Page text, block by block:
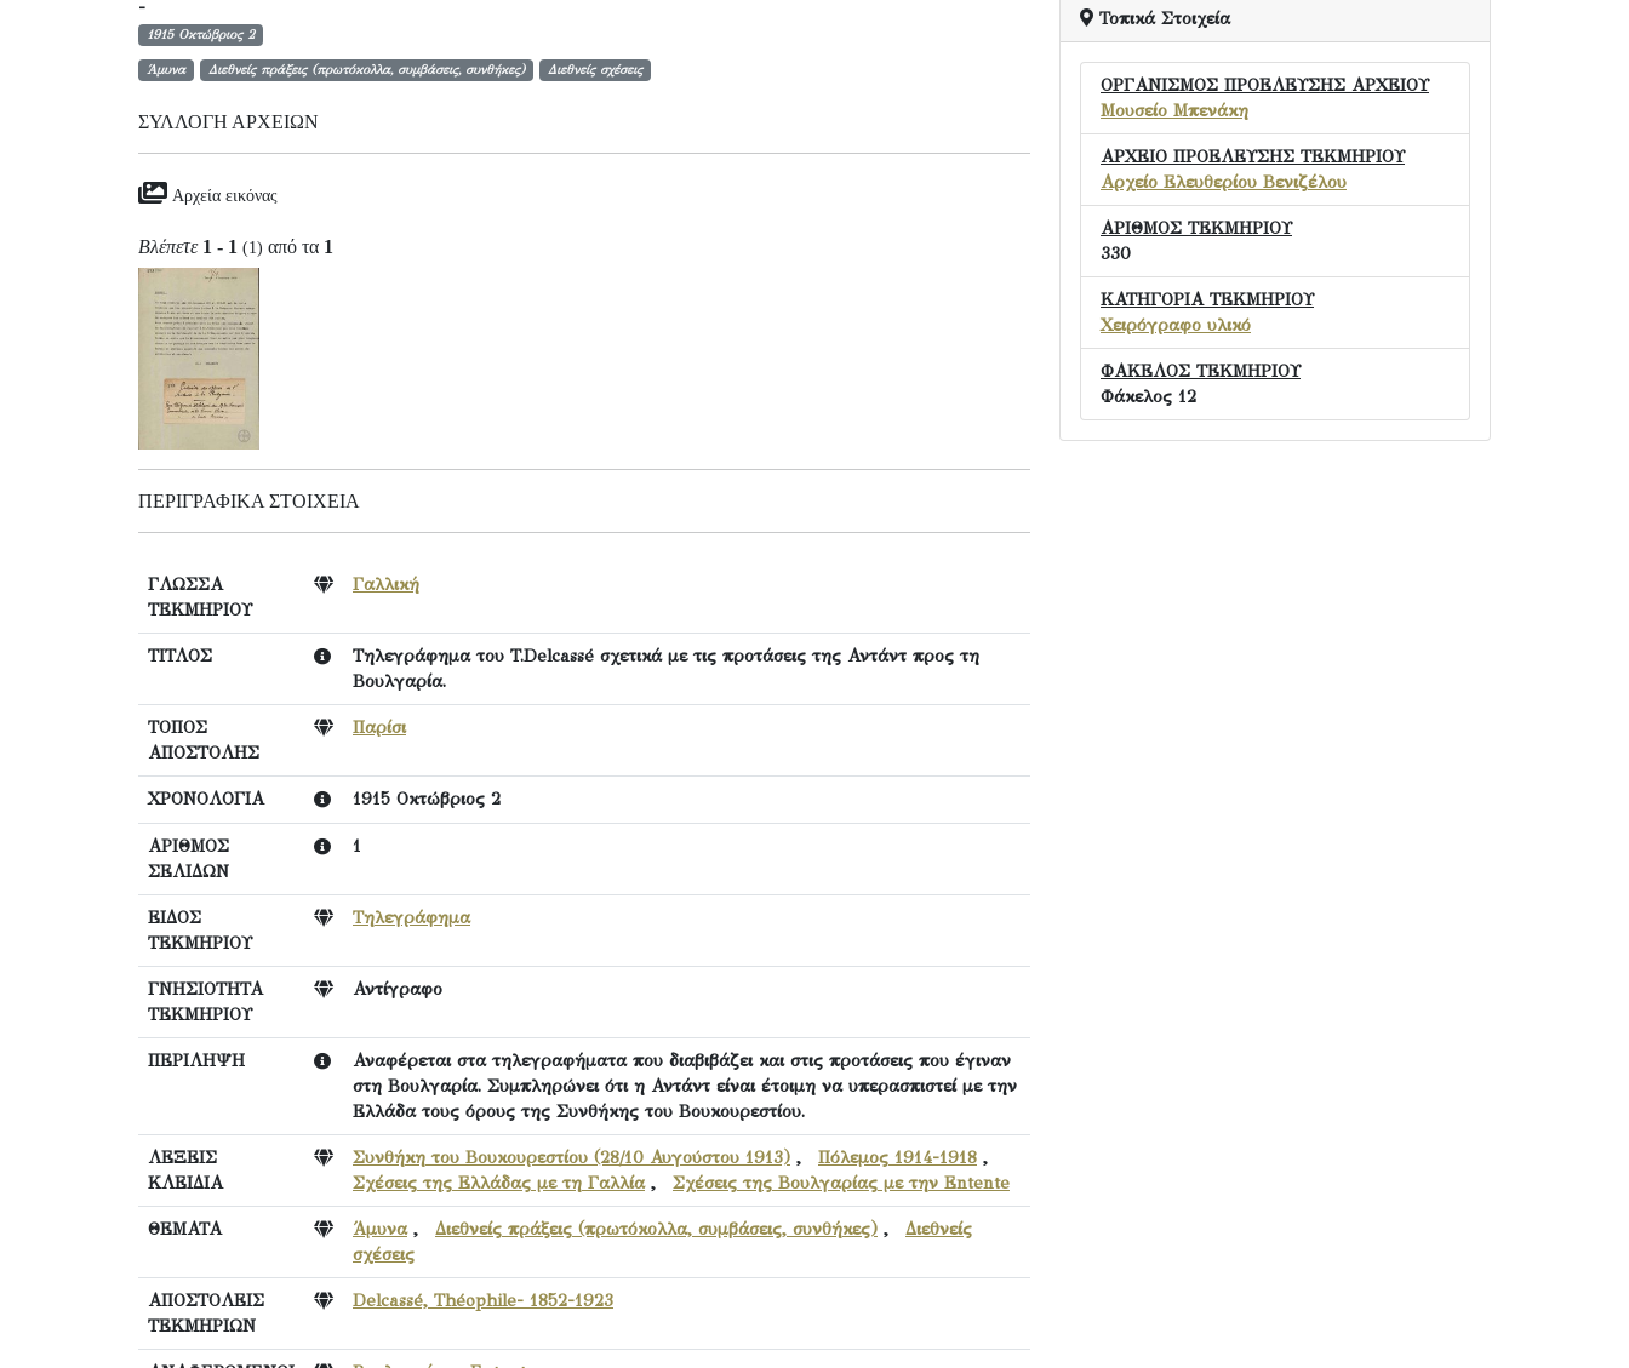
-
1915 Οκτώβριος 2
Άμυνα Διεθνείς πράξεις (πρωτόκολλα, συμβάσεις, συνθήκες) Διεθνείς σχέσεις
ΣΥΛΛΟΓΉ ΑΡΧΕΊΩΝ
Αρχεία εικόνας
Βλέπετε 1 - 1 (1) από τα 1
ΠΕΡΙΓΡΑΦΙΚΆ ΣΤΟΙΧΕΊΑ
ΓΛΩΣΣΑ
ΤΕΚΜΗΡΙΟΥ
Γαλλική
ΤΙΤΛΟΣ
Τηλεγράφημα του T.Delcassé σχετικά με τις προτάσεις της Αντάντ προς τη
Βουλγαρία.
ΤΟΠΟΣ
ΑΠΟΣΤΟΛΗΣ
Παρίσι
ΧΡΟΝΟΛΟΓΙΑ 1915 Οκτώβριος 2
ΑΡΙΘΜΟΣ
ΣΕΛΙΔΩΝ
1
ΕΙΔΟΣ
ΤΕΚΜΗΡΙΟΥ
Τηλεγράφημα
ΓΝΗΣΙΟΤΗΤΑ
ΤΕΚΜΗΡΙΟΥ
Αντίγραφο
ΠΕΡΙΛΗΨΗ
Αναφέρεται στα τηλεγραφήματα που διαβιβάζει και στις προτάσεις που έγιναν
στη Βουλγαρία. Συμπληρώνει ότι η Αντάντ είναι έτοιμη να υπερασπιστεί με την
Ελλάδα τους όρους της Συνθήκης του Βουκουρεστίου.
ΛΕΞΕΙΣ
ΚΛΕΙΔΙΑ
Συνθήκη του Βουκουρεστίου (28/10 Αυγούστου 1913) , Πόλεμος 1914-1918 ,
Σχέσεις της Ελλάδας με τη Γαλλία, Σχέσεις της Βουλγαρίας με την Entente
ΘΕΜΑΤΑ Άμυνα, Διεθνείς πράξεις (πρωτόκολλα, συμβάσεις, συνθήκες) , Διεθνείς
σχέσεις
ΑΠΟΣΤΟΛΕΙΣ
ΤΕΚΜΗΡΙΩΝ
Delcassé, Théophile- 1852-1923
Τοπικά Στοιχεία
ΟΡΓΑΝΙΣΜΟΣ ΠΡΟΕΛΕΥΣΗΣ ΑΡΧΕΙΟΥ
Μουσείο Μπενάκη
ΑΡΧΕΙΟ ΠΡΟΕΛΕΥΣΗΣ ΤΕΚΜΗΡΙΟΥ
Αρχείο Ελευθερίου Βενιζέλου
ΑΡΙΘΜΟΣ ΤΕΚΜΗΡΙΟΥ
330
ΚΑΤΗΓΟΡΙΑ ΤΕΚΜΗΡΙΟΥ
Χειρόγραφο υλικό
ΦΑΚΕΛΟΣ ΤΕΚΜΗΡΙΟΥ
Φάκελος 12